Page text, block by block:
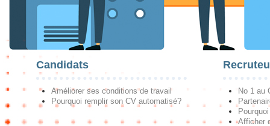
Candidats
Améliorer ses conditions de travail
Pourquoi remplir son CV automatisé?
No 1 au
Afficher